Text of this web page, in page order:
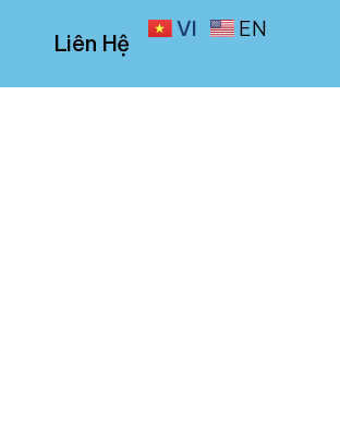
VI EN
Liên Hệ